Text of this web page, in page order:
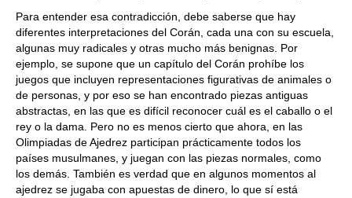
Para entender esa contradicción, debe saberse que hay
diferentes interpretaciones del Corán, cada una con su escuela,
algunas muy radicales y otras mucho más benignas. Por
ejemplo, se supone que un capítulo del Corán prohíbe los
juegos que incluyen representaciones figurativas de animales o
de personas, y por eso se han encontrado piezas antiguas
abstractas, en las que es difícil reconocer cuál es el caballo o el
rey o la dama. Pero no es menos cierto que ahora, en las
Olimpiadas de Ajedrez participan prácticamente todos los
países musulmanes, y juegan con las piezas normales, como
los demás. También es verdad que en algunos momentos al
ajedrez se jugaba con apuestas de dinero, lo que sí está